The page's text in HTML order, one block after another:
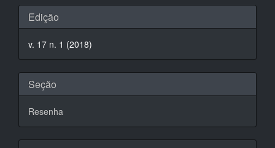
Detalhes
do
artigo
Edição
v. 17 n. 1 (2018)
Seção
Resenha